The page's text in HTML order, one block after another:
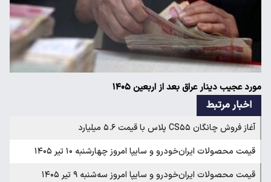
مورد عجیب دینار عراق بعد از اربعین ۱۴۰۵
اخبار مرتبط
آغاز فروش چانگان CS۵۵ پلاس با قیمت ۵.۶ میلیارد
قیمت محصولات ایران‌خودرو و سایپا امروز چهارشنبه ۱۰ تیر ۱۴۰۵
قیمت محصولات ایران‌خودرو و سایپا امروز سه‌شنبه ۹ تیر ۱۴۰۵